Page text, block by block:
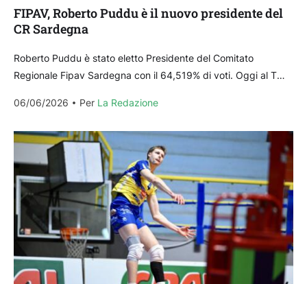
FIPAV, Roberto Puddu è il nuovo presidente del
CR Sardegna
Roberto Puddu è stato eletto Presidente del Comitato
Regionale Fipav Sardegna con il 64,519% di voti. Oggi al T
06/06/2026
Per La Redazione